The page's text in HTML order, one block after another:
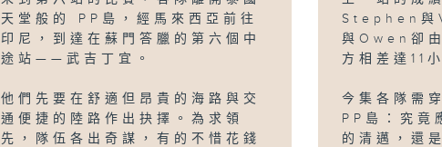
天堂般的 PP島，經馬來西亞前往
印尼，到達在蘇門答臘的第六個中
途站——武吉丁宜。
他們先要在舒適但昂貴的海路與交
通便捷的陸路作出抉擇。為求領
先，隊伍各出奇謀，有的不惜花錢
Stephen與
與Owen卻
方相差達11
今集各隊需
PP島：究竟
的清邁，還